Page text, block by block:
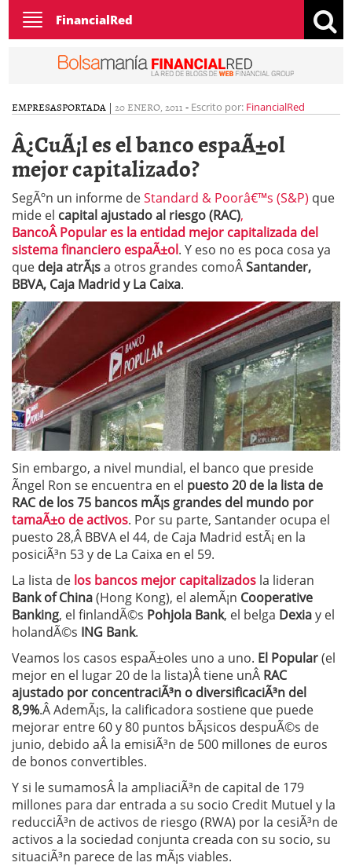
Toggle
navigation
FinancialRed
EMPRESASPORTADA | 20 ENERO, 2011 - Escrito por: FinancialRed
Â¿CuÃ¡l es el banco espaÃ±ol
mejor capitalizado?
SegÃºn un informe deStandard & Poorâ€™s (S&P) que
mide el capital ajustado al riesgo (RAC),
BancoÂ Popular es la entidad mejor capitalizada del
sistema financiero espaÃ±ol. Y eso no es poca cosa ya
que deja atrÃ¡sa otros grandes comoÂSantander,
BBVA, Caja Madrid y La Caixa.
Sin embargo, a nivel mundial, el banco que preside
Ãngel Ron se encuentra en el puesto 20 de la lista de
RAC de los 75 bancos mÃ¡s grandes del mundo por
tamaÃ±o de activos. Por su parte, Santander ocupa el
puesto 28,Â BBVA el 44, de Caja Madrid estÃ¡ en la
posiciÃ³n 53 y de La Caixa en el 59.
La lista de los bancos mejor capitalizados la lideran
Bank of China(Hong Kong), el alemÃ¡n Cooperative
Banking, el finlandÃ©s Pohjola Bank, el belga Dexiay el
holandÃ©s ING Bank.
Veamos los casos espaÃ±oles uno a uno. El Popular(el
mejor en el lugar 20 de la lista)Â tiene unÂ RAC
ajustado por concentraciÃ³n o diversificaciÃ³n del
8,9%.Â AdemÃ¡s, la calificadora sostiene que puede
mejorar entre 60 y 80 puntos bÃ¡sicos despuÃ©s de
junio, debido aÂ la emisiÃ³n de 500 millones de euros
de bonos convertibles.
Y si le sumamosÂ la ampliaciÃ³n de capital de 179
millones para dar entrada a su socio Credit Mutuel y la
reducciÃ³n de activos de riesgo (RWA) por la cesiÃ³n de
activos a la sociedad conjunta creada con su socio, su
situaciÃ³n parece de las mÃ¡s viables.